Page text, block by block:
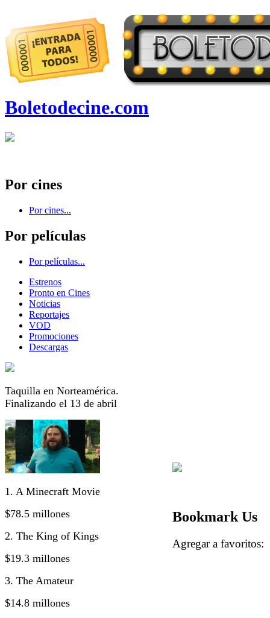
Boletodecine.com
Por cines
Por cines...
Por películas
Por películas...
Estrenos
Pronto en Cines
Noticias
Reportajes
VOD
Promociones
Descargas
Taquilla en Norteamérica.
Finalizando el 13 de abril
1. A Minecraft Movie
$78.5 millones
2. The King of Kings
$19.3 millones
3. The Amateur
$14.8 millones
Bookmark Us
Agregar a